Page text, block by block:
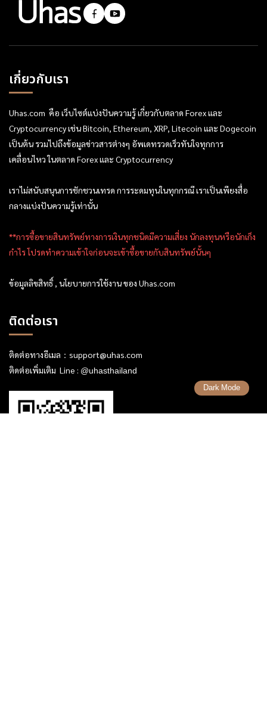
เกี่ยวกับเรา
Uhas.com คือ เว็บไซต์แบ่งปันความรู้ เกี่ยวกับตลาด Forex และ
Cryptocurrency เช่น Bitcoin, Ethereum, XRP, Litecoin และ Dogecoin
เป็นต้น รวมไปถึงข้อมูลข่าวสารต่างๆ อัพเดทรวดเร็วทันใจทุกการ
เคลื่อนไหว ในตลาด Forex และ Cryptocurrency
เราไม่สนับสนุนการชักชวนเทรด การระดมทุนในทุกกรณี เราเป็นเพียงสื่อ
กลางแบ่งปันความรู้เท่านั้น
**การซื้อขายสินทรัพย์ทางการเงินทุกชนิดมีความเสี่ยง นักลงทุนหรือนักเก็ง
กำไร โปรดทำความเข้าใจก่อนจะเข้าซื้อขายกับสินทรัพย์นั้นๆ
ข้อมูลลิขสิทธิ์ , นโยบายการใช้งาน ของ Uhas.com
ติดต่อเรา
ติดต่อทางอีเมล： support@uhas.com
ติดต่อเพิ่มเติม Line : @uhasthailand
Dark Mode